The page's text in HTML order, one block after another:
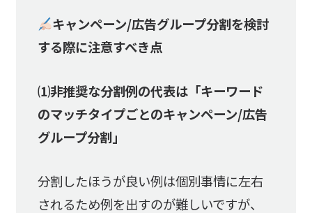
キャンペーン/広告グループ分割を検討
する際に注意すべき点
⑴非推奨な分割例の代表は「キーワード
のマッチタイプごとのキャンペーン/広告
グループ分割」
分割したほうが良い例は個別事情に左右
されるため例を出すのが難しいですが、